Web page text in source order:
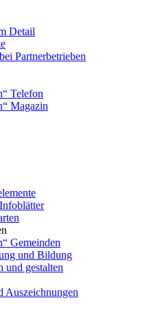
Detail
Partnerbetrieben
Telefon
Magazin
Gemeinden
und Bildung
und gestalten
Auszeichnungen